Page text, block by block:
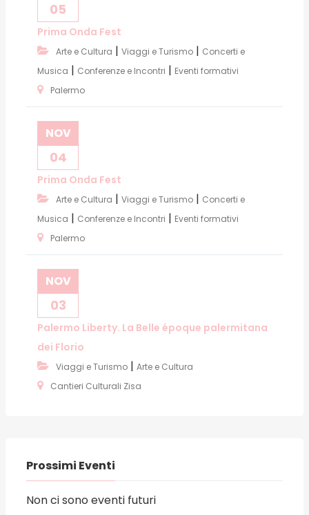
05
Prima Onda Fest
Arte e Cultura | Viaggi e Turismo | Concerti e
Musica | Conferenze e Incontri | Eventi formativi
Palermo
NOV
04
Prima Onda Fest
Arte e Cultura | Viaggi e Turismo | Concerti e
Musica | Conferenze e Incontri | Eventi formativi
Palermo
NOV
03
Palermo Liberty. La Belle époque palermitana
dei Florio
Viaggi e Turismo | Arte e Cultura
Cantieri Culturali Zisa
Prossimi Eventi
Non ci sono eventi futuri